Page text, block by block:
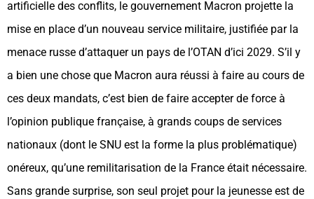
artificielle des conflits, le gouvernement Macron projette la
mise en place d’un nouveau service militaire, justifiée par la
menace russe d’attaquer un pays de l’OTAN d’ici 2029. S’il y
a bien une chose que Macron aura réussi à faire au cours de
ces deux mandats, c’est bien de faire accepter de force à
l’opinion publique française, à grands coups de services
nationaux (dont le SNU est la forme la plus problématique)
onéreux, qu’une remilitarisation de la France était nécessaire.
Sans grande surprise, son seul projet pour la jeunesse est de